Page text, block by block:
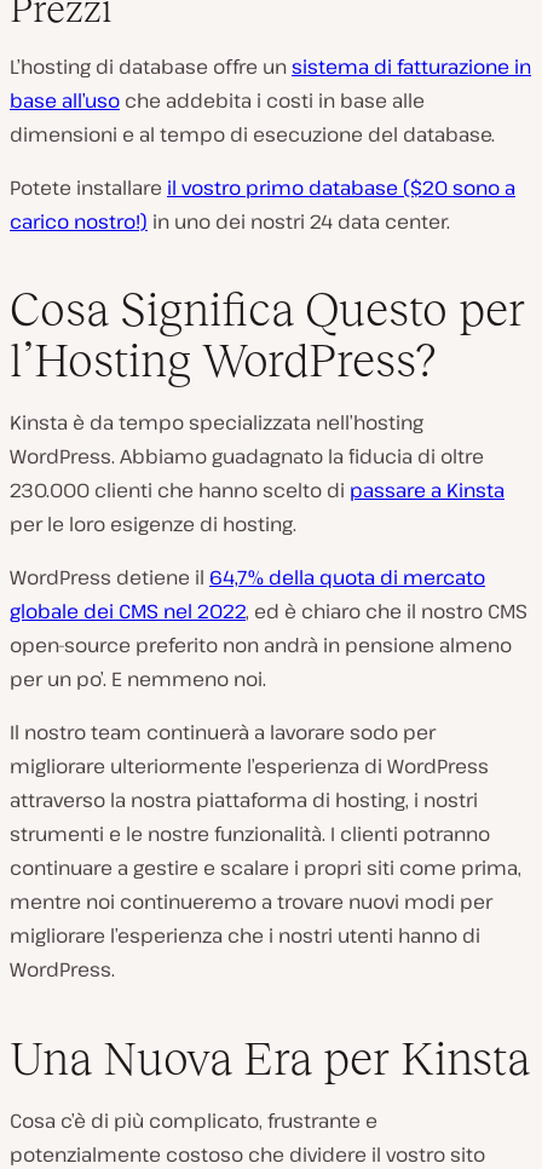
L’hosting di database offre unsistema di fatturazione in
base all’uso che addebita i costi in base alle
dimensioni e al tempo di esecuzione del database.
Potete installare il vostro primo database ($20 sono a
carico nostro!) in uno dei nostri 24 data center.
Cosa Significa Questo per
l’Hosting WordPress?
Kinsta è da tempo specializzata nell’hosting
WordPress. Abbiamo guadagnato la fiducia di oltre
230.000 clienti che hanno scelto di passare a Kinsta
per le loro esigenze di hosting.
WordPress detiene il 64,7% della quota di mercato
globale dei CMS nel 2022, ed è chiaro che il nostro CMS
open-source preferito non andrà in pensione almeno
per un po’. E nemmeno noi.
Il nostro team continuerà a lavorare sodo per
migliorare ulteriormente l’esperienza di WordPress
attraverso la nostra piattaforma di hosting, i nostri
strumenti e le nostre funzionalità. I clienti potranno
continuare a gestire e scalare i propri siti come prima,
mentre noi continueremo a trovare nuovi modi per
migliorare l’esperienza che i nostri utenti hanno di
WordPress.
Una Nuova Era per Kinsta
Cosa c’è di più complicato, frustrante e
potenzialmente costoso che dividere il vostro sito